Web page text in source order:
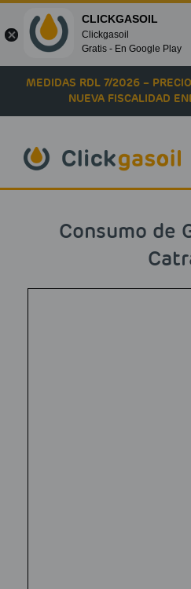
Skip to main content
MEDIDAS RDL 7/2026 –
NUEVA FISCALIDAD
Consumo de
CLICKGASOIL
Clickgasoil
Gratis - En Google Play